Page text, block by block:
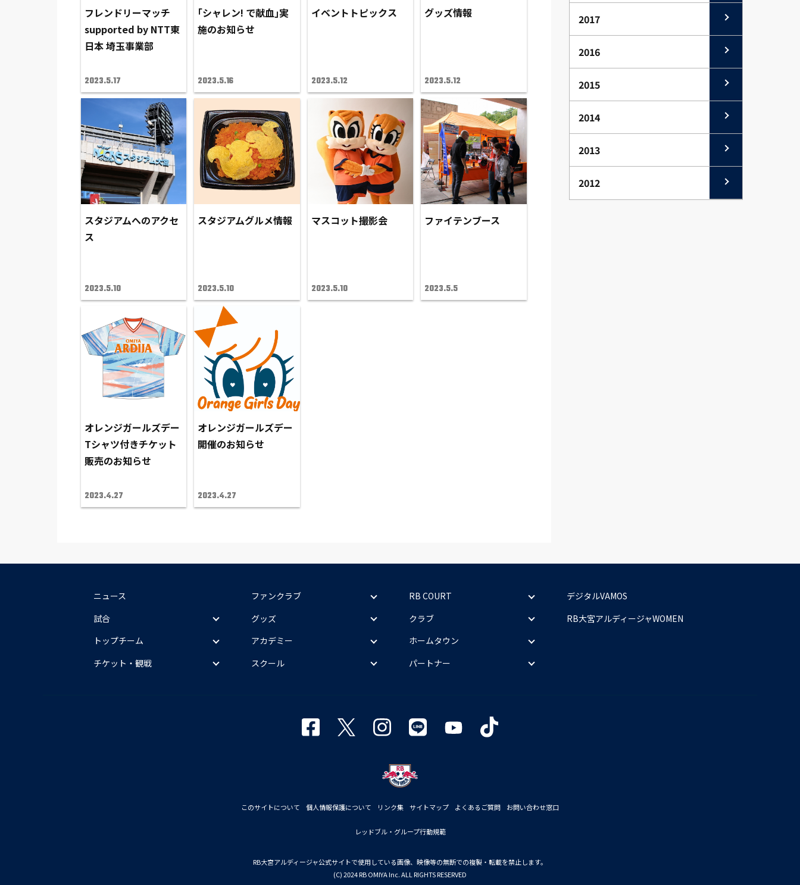
フレンドリーマッチ
supported by NTT東
日本 埼玉事業部
2023.5.17
｢シャレン! で献血｣実
施のお知らせ
2023.5.16
イベントトピックス
2023.5.12
グッズ情報
2023.5.12
スタジアムへのアクセ
ス
2023.5.10
スタジアムグルメ情報
2023.5.10
マスコット撮影会
2023.5.10
ファイテンブース
2023.5.5
オレンジガールズデー
Tシャツ付きチケット
販売のお知らせ
2023.4.27
オレンジガールズデー
開催のお知らせ
2023.4.27
2017
2016
2015
2014
2013
2012
ニュース
試合
トップチーム
チケット・観戦
ファンクラブ
グッズ
アカデミー
スクール
RB COURT
クラブ
ホームタウン
パートナー
デジタルVAMOS
RB大宮アルディージャWOMEN
このサイトについて 個人情報保護について リンク集 サイトマップ よくあるご質問 お問い合わせ窓口
レッドブル・グループ行動規範
RB大宮アルディージャ公式サイトで使用している画像、映像等の無断での複製・転載を禁止します。
(C) 2024 RB OMIYA Inc. ALL RIGHTS RESERVED